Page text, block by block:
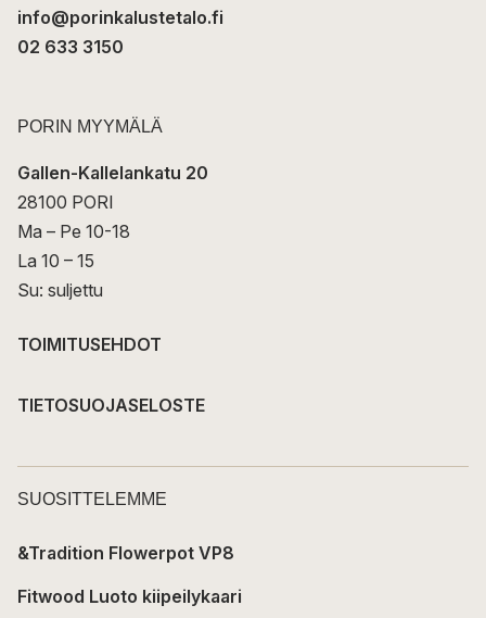
info@porinkalustetalo.fi
02 633 3150
PORIN MYYMÄLÄ
Gallen-Kallelankatu 20
28100 PORI
Ma – Pe 10-18
La 10 – 15
Su: suljettu
TOIMITUSEHDOT
TIETOSUOJASELOSTE
SUOSITTELEMME
&Tradition Flowerpot VP8
Fitwood Luoto kiipeilykaari